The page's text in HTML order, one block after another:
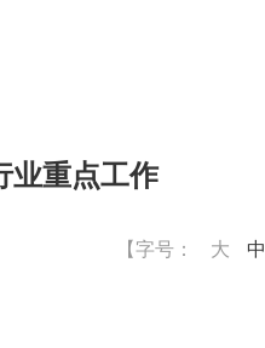
业重点工作
【字号： 大 中